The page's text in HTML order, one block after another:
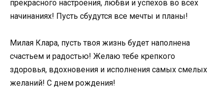
прекрасного настроения, любви и успехов во всех
начинаниях! Пусть сбудутся все мечты и планы!
Милая Клара, пусть твоя жизнь будет наполнена
счастьем и радостью! Желаю тебе крепкого
здоровья, вдохновения и исполнения самых смелых
желаний! С днем рождения!